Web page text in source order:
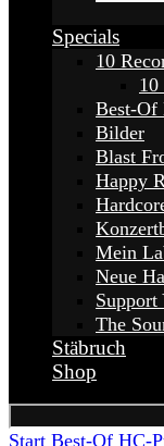
Specials
10
10
Best-Of
Bilder
Blast
Happy
Mein
Neue
Support
The
Stäbruch
Shop
Start Best-Of HC-